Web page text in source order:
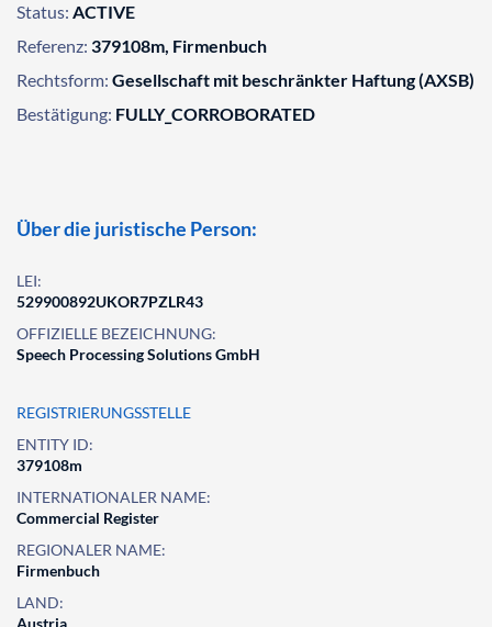
Status: ACTIVE
Referenz: 379108m, Firmenbuch
Rechtsform: Gesellschaft mit beschränkter Haftung (AXSB)
Bestätigung: FULLY_CORROBORATED
Über die juristische Person:
LEI:
529900892UKOR7PZLR43
OFFIZIELLE BEZEICHNUNG:
Speech Processing Solutions GmbH
REGISTRIERUNGSSTELLE
ENTITY ID:
379108m
INTERNATIONALER NAME:
Commercial Register
REGIONALER NAME:
Firmenbuch
LAND:
Austria